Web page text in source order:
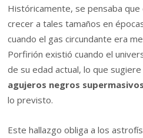
Históricamente, se pensaba
crecer a tales tamaños en
cuando el gas circundante era
Porfirión existió cuando el
de su edad actual, lo que
agujeros negros supermasivos
lo previsto.
Este hallazgo obliga a los